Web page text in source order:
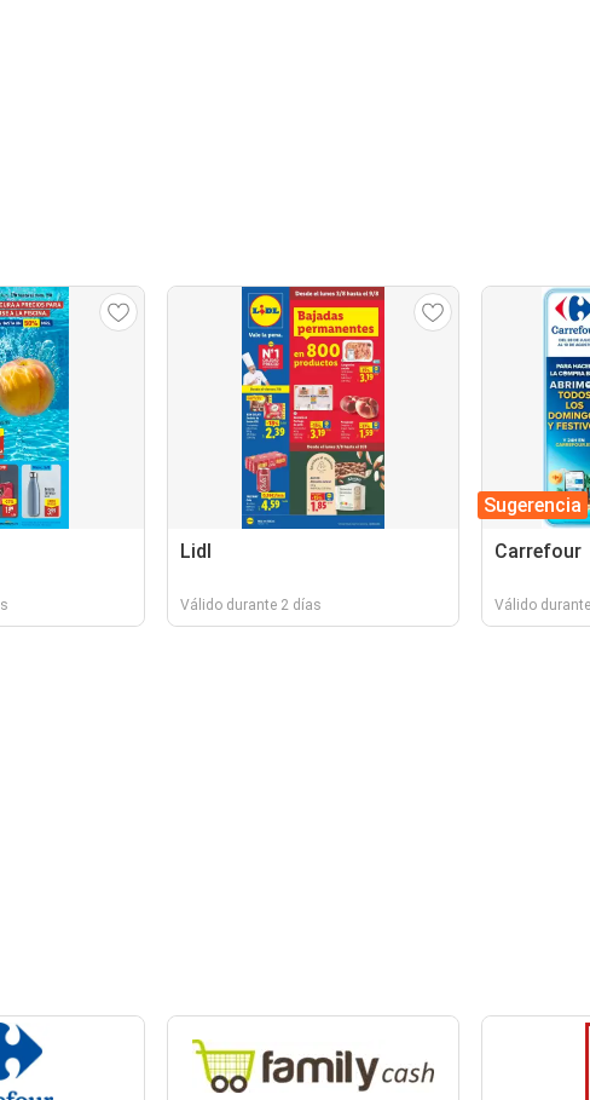
Lidl
Válido durante 2 días
Sugerencia
Carrefour
Válido